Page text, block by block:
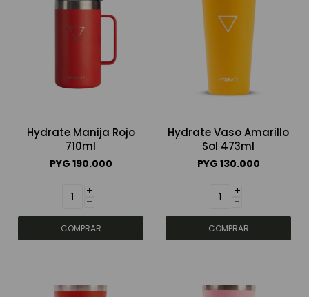
Hydrate Manija Rojo
710ml
PYG 190.000
+
-
Hydrate Vaso Amarillo
Sol 473ml
PYG 130.000
+
-